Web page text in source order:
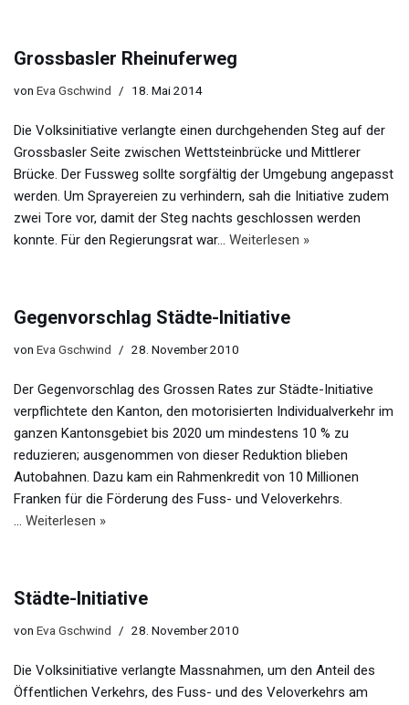
Grossbasler Rheinuferweg
von Eva Gschwind 18. Mai 2014
Die Volksinitiative verlangte einen durchgehenden Steg auf der
Grossbasler Seite zwischen Wettsteinbrücke und Mittlerer
Brücke. Der Fussweg sollte sorgfältig der Umgebung angepasst
werden. Um Sprayereien zu verhindern, sah die Initiative zudem
zwei Tore vor, damit der Steg nachts geschlossen werden
konnte. Für den Regierungsrat war… Weiterlesen »
Gegenvorschlag Städte-Initiative
von Eva Gschwind 28. November 2010
Der Gegenvorschlag des Grossen Rates zur Städte-Initiative
verpflichtete den Kanton, den motorisierten Individualverkehr im
ganzen Kantonsgebiet bis 2020 um mindestens 10 % zu
reduzieren; ausgenommen von dieser Reduktion blieben
Autobahnen. Dazu kam ein Rahmenkredit von 10 Millionen
Franken für die Förderung des Fuss- und Veloverkehrs.
… Weiterlesen »
Städte-Initiative
von Eva Gschwind 28. November 2010
Die Volksinitiative verlangte Massnahmen, um den Anteil des
Öffentlichen Verkehrs, des Fuss- und des Veloverkehrs am